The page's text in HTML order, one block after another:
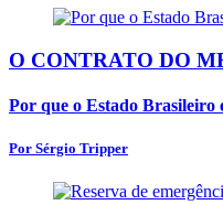
O CONTRATO DO
Por que o Estado Brasileiro
Por Sérgio Tripper